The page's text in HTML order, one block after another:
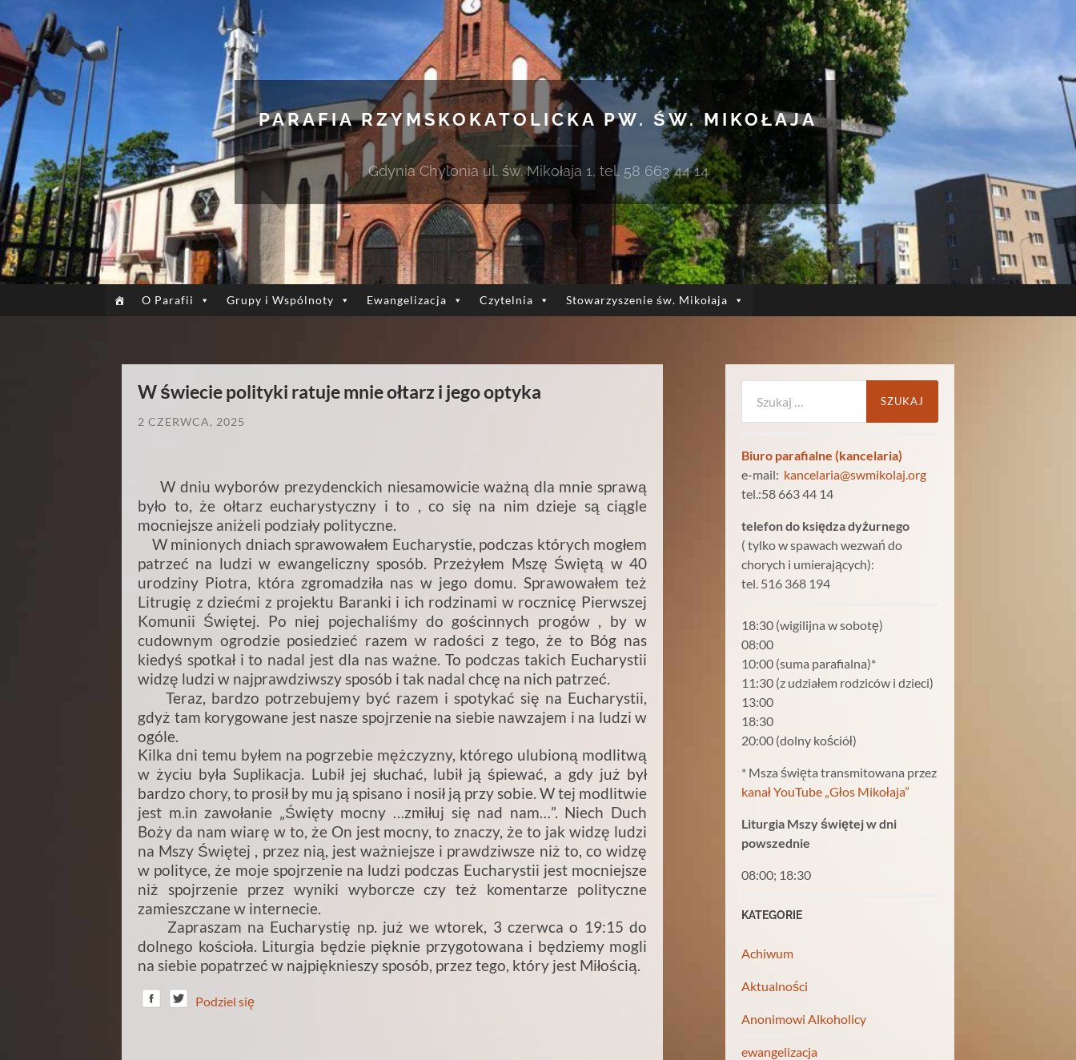
PARAFIA RZYMSKOKATOLICKA PW. ŚW. MIKOŁAJA
Gdynia Chylonia ul. św. Mikołaja 1, tel. 58 663 44 14
O Parafii Grupy i Wspólnoty Ewangelizacja Czytelnia Stowarzyszenie św. Mikołaja
W świecie polityki ratuje mnie ołtarz i jego optyka
2 CZERWCA, 2025
W dniu wyborów prezydenckich niesamowicie ważną dla mnie sprawą
było to, że ołtarz eucharystyczny i to , co się na nim dzieje są ciągle
mocniejsze aniżeli podziały polityczne.
W minionych dniach sprawowałem Eucharystie, podczas których mogłem
patrzeć na ludzi w ewangeliczny sposób. Przeżyłem Mszę Świętą w 40
urodziny Piotra, która zgromadziła nas w jego domu. Sprawowałem też
Litrugię z dziećmi z projektu Baranki i ich rodzinami w rocznicę Pierwszej
Komunii Świętej. Po niej pojechaliśmy do gościnnych progów , by w
cudownym ogrodzie posiedzieć razem w radości z tego, że to Bóg nas
kiedyś spotkał i to nadal jest dla nas ważne. To podczas takich Eucharystii
widzę ludzi w najprawdziwszy sposób i tak nadal chcę na nich patrzeć.
Teraz, bardzo potrzebujemy być razem i spotykać się na Eucharystii,
gdyż tam korygowane jest nasze spojrzenie na siebie nawzajem i na ludzi w
ogóle.
Kilka dni temu byłem na pogrzebie mężczyzny, którego ulubioną modlitwą
w życiu była Suplikacja. Lubił jej słuchać, lubił ją śpiewać, a gdy już był
bardzo chory, to prosił by mu ją spisano i nosił ją przy sobie. W tej modlitwie
jest m.in zawołanie „Święty mocny …zmiłuj się nad nam…”. Niech Duch
Boży da nam wiarę w to, że On jest mocny, to znaczy, że to jak widzę ludzi
na Mszy Świętej , przez nią, jest ważniejsze i prawdziwsze niż to, co widzę
w polityce, że moje spojrzenie na ludzi podczas Eucharystii jest mocniejsze
niż spojrzenie przez wyniki wyborcze czy też komentarze polityczne
zamieszczane w internecie.
Zapraszam na Eucharystię np. już we wtorek, 3 czerwca o 19:15 do
dolnego kościoła. Liturgia będzie pięknie przygotowana i będziemy mogli
na siebie popatrzeć w najpięknieszy sposób, przez tego, który jest Miłością.
Podziel się
Biuro parafialne (kancelaria)
e-mail: kancelaria@swmikolaj.org
tel.:58 663 44 14
telefon do księdza dyżurnego
( tylko w spawach wezwań do
chorych i umierających):
tel. 516 368 194
18:30 (wigilijna w sobotę)
08:00
10:00 (suma parafialna)*
11:30 (z udziałem rodziców i dzieci)
13:00
18:30
20:00 (dolny kościół)
* Msza święta transmitowana przez
kanał YouTube „Głos Mikołaja”
Liturgia Mszy świętej w dni
powszednie
08:00; 18:30
KATEGORIE
Achiwum
Aktualności
Anonimowi Alkoholicy
ewangelizacja